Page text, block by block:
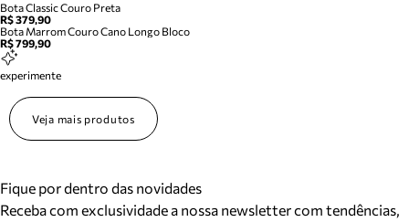
Bota Classic Couro Preta
R$ 379,90
Bota Marrom Couro Cano Longo Bloco
R$ 799,90
experimente
Veja mais produtos
Fique por dentro das novidades
Receba com exclusividade a nossa newsletter com tendências,